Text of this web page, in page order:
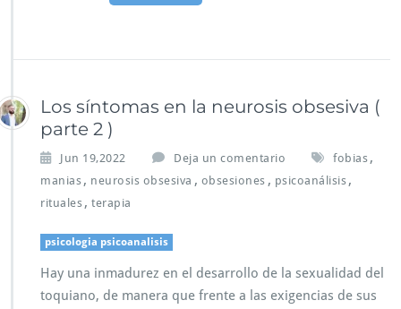
Los síntomas en la neurosis obsesiva (
parte 2 )
Jun 19,2022 Deja un comentario fobias ,
manias , neurosis obsesiva , obsesiones , psicoanálisis ,
rituales , terapia
psicologia psicoanalisis
Hay una inmadurez en el desarrollo de la sexualidad del
toquiano, de manera que frente a las exigencias de sus